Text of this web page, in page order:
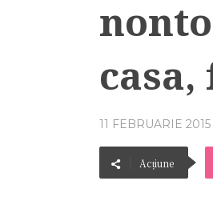
11 FEBRUARIE 2015
Acțiune